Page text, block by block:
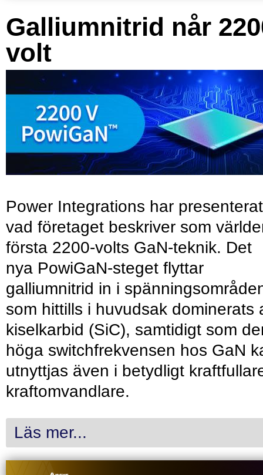
Galliumnitrid når
volt
Power Integrations har presenterat
vad företaget beskriver som
första 2200-volts GaN-teknik. Det
nya PowiGaN-steget flyttar
galliumnitrid in i
som hittills i huvudsak dominerats
kiselkarbid (SiC), samtidigt som
höga switchfrekvensen hos GaN
utnyttjas även i betydligt
kraftomvandlare.
Läs mer...